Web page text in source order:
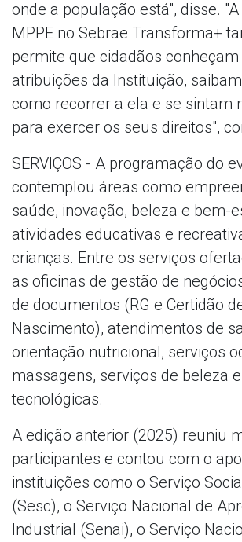
onde a população está", disse.
MPPE no Sebrae Transforma+
permite que cidadãos
atribuições da Instituição,
como recorrer a ela e se sintam
para exercer os seus direitos",
SERVIÇOS - A programação do
contemplou áreas como
saúde, inovação, beleza e bem-
atividades educativas e
crianças. Entre os serviços
as oficinas de gestão de
de documentos (RG e Certidão
Nascimento), atendimentos de
orientação nutricional, serviços
massagens, serviços de beleza
tecnológicas.
A edição anterior (2025) reuniu
participantes e contou com o
instituições como o Serviço
(Sesc), o Serviço Nacional de
Industrial (Senai), o Serviço